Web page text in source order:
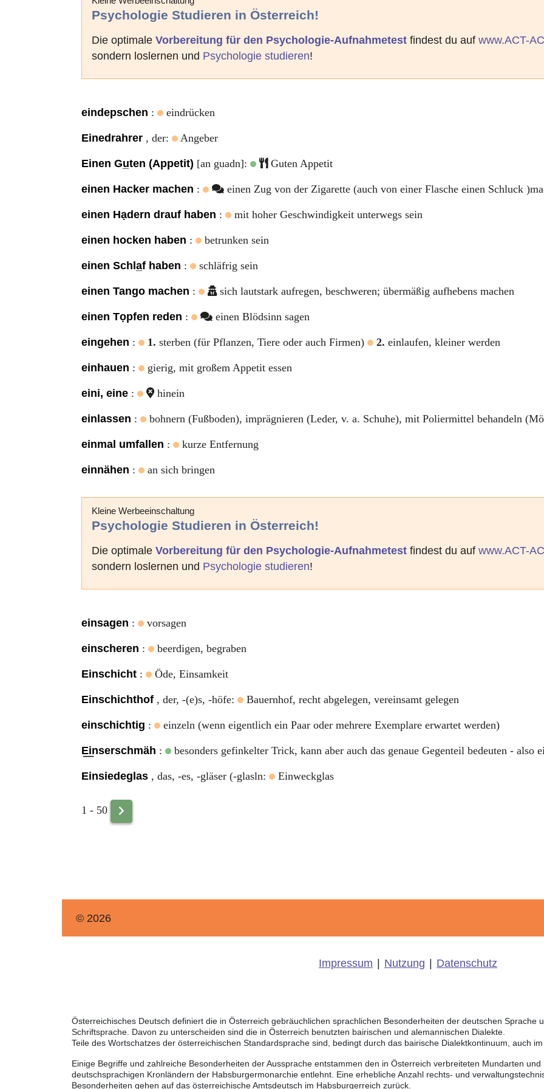
Psychologie Studieren in Österreich!
Die optimale Vorbereitung für den Psychologie-Aufnahmetest findest du auf www.ACT-
sondern loslernen und Psychologie studieren!
eindepschen : eindrücken
Einedrahrer , der: Angeber
Einen Gu̲ten (Appetit) [an guadn]: Guten Appetit
einen Hacker machen : einen Zug von der Zigarette (auch von einer Flasche einen Schluck
einen Hạdern drauf haben : mit hoher Geschwindigkeit unterwegs sein
einen hocken haben : betrunken sein
einen Schla̲f haben : schläfrig sein
einen Tango machen : sich lautstark aufregen, beschweren; übermäßig aufhebens machen
einen Tọpfen reden : einen Blödsinn sagen
eingehen : 1. sterben (für Pflanzen, Tiere oder auch Firmen) 2. einlaufen, kleiner werden
einhauen : gierig, mit großem Appetit essen
eini, eine : hinein
einlassen : bohnern (Fußboden), imprägnieren (Leder, v. a. Schuhe), mit Poliermittel behandeln
einmal umfallen : kurze Entfernung
einnähen : an sich bringen
Kleine Werbeeinschaltung
Psychologie Studieren in Österreich!
Die optimale Vorbereitung für den Psychologie-Aufnahmetest findest du auf www.ACT-
sondern loslernen und Psychologie studieren!
einsagen : vorsagen
einscheren : beerdigen, begraben
Einschicht : Öde, Einsamkeit
Einschichthof , der, -(e)s, -höfe: Bauernhof, recht abgelegen, vereinsamt gelegen
einschichtig : einzeln (wenn eigentlich ein Paar oder mehrere Exemplare erwartet werden)
E͟inserschmäh : besonders gefinkelter Trick, kann aber auch das genaue Gegenteil bedeuten - also
Einsiedeglas , das, -es, -gläser (-glasln: Einweckglas
1 - 50
© 2026
Impressum Nutzung Datenschutz
Österreichisches Deutsch definiert die in Österreich gebräuchlichen sprachlichen Besonderheiten der deutschen Sprache
Schriftsprache. Davon zu unterscheiden sind die in Österreich benutzten bairischen und alemannischen Dialekte.
Teile des Wortschatzes der österreichischen Standardsprache sind, bedingt durch das bairische Dialektkontinuum, auch
Einige Begriffe und zahlreiche Besonderheiten der Aussprache entstammen den in Österreich verbreiteten Mundarten
deutschsprachigen Kronländern der Habsburgermonarchie entlehnt. Eine erhebliche Anzahl rechts- und
Besonderheiten gehen auf das österreichische Amtsdeutsch im Habsburgerreich zurück.